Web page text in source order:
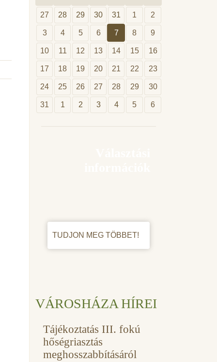
27 28 29 30 31 1 2
3 4 5 6 7 8 9
10 11 12 13 14 15 16
17 18 19 20 21 22 23
24 25 26 27 28 29 30
31 1 2 3 4 5 6
TUDJON MEG TÖBBET!
VÁROSHÁZA HÍREI
Tájékoztatás III. fokú
hőségriasztás
meghosszabbításáról